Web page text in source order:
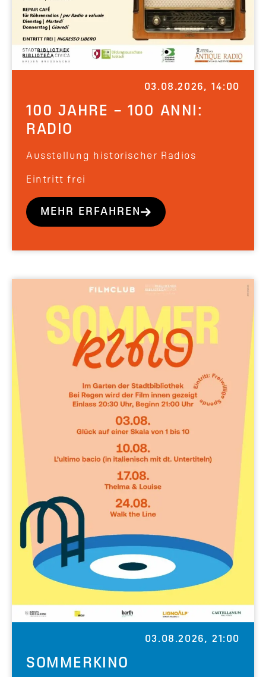
03.08.2026, 14:00
100 JAHRE – 100 ANNI:
RADIO
Ausstellung historischer Radios
Eintritt frei
MEHR ERFAHREN
03.08.2026, 21:00
SOMMERKINO